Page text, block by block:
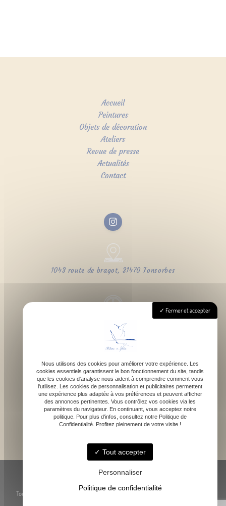
Accueil
Peintures
Objets de décoration
Ateliers
Revue de presse
Actualités
Contact
1043 route de bragot, 31470 Fonsorbes
Lundi - Samedi : 9h - 18h
contact@atelierdefelicie.fr
06 08 95 80 82
-Mentions légales
Toute reproduction, représentation ou utilisation des œuvres présentées, même
Fermer et accepter
Nous utilisons des cookies pour améliorer votre expérience. Les
cookies essentiels garantissent le bon fonctionnement du site, tandis
que les cookies d'analyse nous aident à comprendre comment vous
l'utilisez. Les cookies de personnalisation et publicitaires permettent
une expérience plus adaptée à vos préférences et peuvent afficher
des annonces pertinentes. Vous contrôlez vos cookies via les
paramètres du navigateur. En continuant, vous acceptez notre
politique. Pour plus d'infos, consultez notre Politique de
Confidentialité. Profitez pleinement de votre visite !
Tout accepter
Personnaliser
Politique de confidentialité